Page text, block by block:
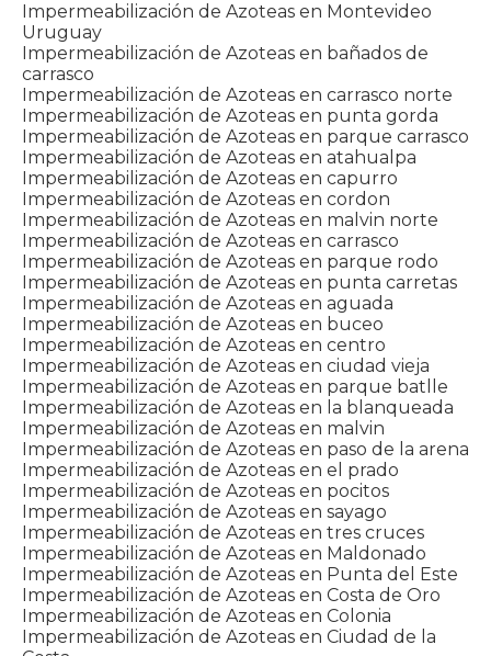
Impermeabilización de Azoteas en Montevideo
Uruguay
Impermeabilización de Azoteas en bañados de
carrasco
Impermeabilización de Azoteas en carrasco norte
Impermeabilización de Azoteas en punta gorda
Impermeabilización de Azoteas en parque carrasco
Impermeabilización de Azoteas en atahualpa
Impermeabilización de Azoteas en capurro
Impermeabilización de Azoteas en cordon
Impermeabilización de Azoteas en malvin norte
Impermeabilización de Azoteas en carrasco
Impermeabilización de Azoteas en parque rodo
Impermeabilización de Azoteas en punta carretas
Impermeabilización de Azoteas en aguada
Impermeabilización de Azoteas en buceo
Impermeabilización de Azoteas en centro
Impermeabilización de Azoteas en ciudad vieja
Impermeabilización de Azoteas en parque batlle
Impermeabilización de Azoteas en la blanqueada
Impermeabilización de Azoteas en malvin
Impermeabilización de Azoteas en paso de la arena
Impermeabilización de Azoteas en el prado
Impermeabilización de Azoteas en pocitos
Impermeabilización de Azoteas en sayago
Impermeabilización de Azoteas en tres cruces
Impermeabilización de Azoteas en Maldonado
Impermeabilización de Azoteas en Punta del Este
Impermeabilización de Azoteas en Costa de Oro
Impermeabilización de Azoteas en Colonia
Impermeabilización de Azoteas en Ciudad de la